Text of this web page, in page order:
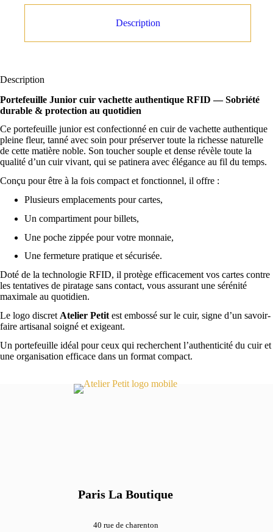
Description
Description
Portefeuille Junior cuir vachette authentique RFID — Sobriété
durable & protection au quotidien
Ce portefeuille junior est confectionné en cuir de vachette authentique
pleine fleur, tanné avec soin pour préserver toute la richesse naturelle
de cette matière noble. Son toucher souple et dense révèle toute la
qualité d’un cuir vivant, qui se patinera avec élégance au fil du temps.
Conçu pour être à la fois compact et fonctionnel, il offre :
Plusieurs emplacements pour cartes,
Un compartiment pour billets,
Une poche zippée pour votre monnaie,
Une fermeture pratique et sécurisée.
Doté de la technologie RFID, il protège efficacement vos cartes contre
les tentatives de piratage sans contact, vous assurant une sérénité
maximale au quotidien.
Le logo discret Atelier Petit est embossé sur le cuir, signe d’un savoir-
faire artisanal soigné et exigeant.
Un portefeuille idéal pour ceux qui recherchent l’authenticité du cuir et
une organisation efficace dans un format compact.
Paris La Boutique
40 rue de charenton